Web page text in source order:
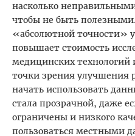
насколько
чтобы не быть
«абсолютной точности»
повышает стоимость
медицинских технологий
точки зрения улучшения
начать использовать
стала прозрачной, даже
ограничены и низкого
пользоваться местными